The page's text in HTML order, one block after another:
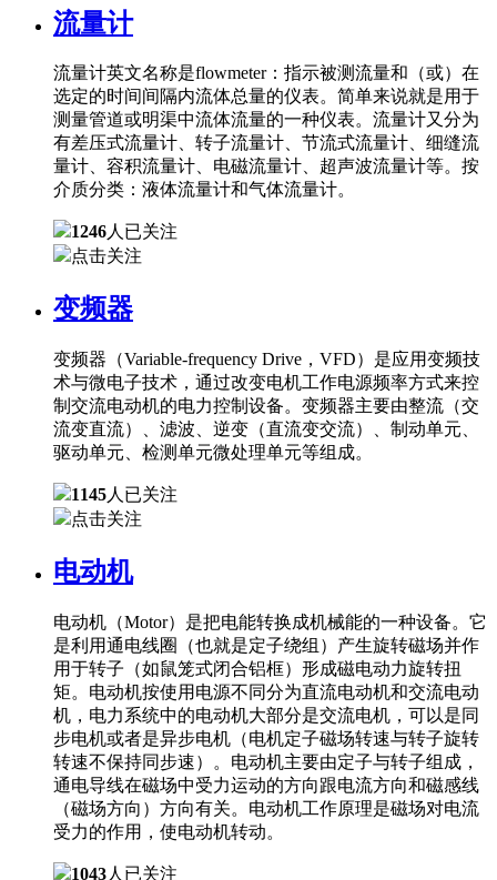
流量计
流量计英文名称是flowmeter：指示被测流量和（或）在
选定的时间间隔内流体总量的仪表。简单来说就是用于
测量管道或明渠中流体流量的一种仪表。流量计又分为
有差压式流量计、转子流量计、节流式流量计、细缝流
量计、容积流量计、电磁流量计、超声波流量计等。按
介质分类：液体流量计和气体流量计。
1246人已关注
点击关注
变频器
变频器（Variable-frequency Drive，VFD）是应用变频技
术与微电子技术，通过改变电机工作电源频率方式来控
制交流电动机的电力控制设备。变频器主要由整流（交
流变直流）、滤波、逆变（直流变交流）、制动单元、
驱动单元、检测单元微处理单元等组成。
1145人已关注
点击关注
电动机
电动机（Motor）是把电能转换成机械能的一种设备。它
是利用通电线圈（也就是定子绕组）产生旋转磁场并作
用于转子（如鼠笼式闭合铝框）形成磁电动力旋转扭
矩。电动机按使用电源不同分为直流电动机和交流电动
机，电力系统中的电动机大部分是交流电机，可以是同
步电机或者是异步电机（电机定子磁场转速与转子旋转
转速不保持同步速）。电动机主要由定子与转子组成，
通电导线在磁场中受力运动的方向跟电流方向和磁感线
（磁场方向）方向有关。电动机工作原理是磁场对电流
受力的作用，使电动机转动。
1043人已关注